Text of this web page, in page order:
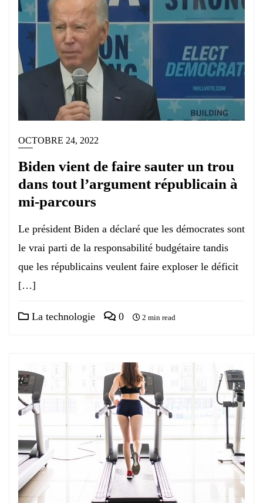
OCTOBRE 24, 2022
Biden vient de faire sauter un trou
dans tout l’argument républicain à
mi-parcours
Le président Biden a déclaré que les démocrates sont
le vrai parti de la responsabilité budgétaire tandis
que les républicains veulent faire exploser le déficit
[…]
La technologie 0 2 min read